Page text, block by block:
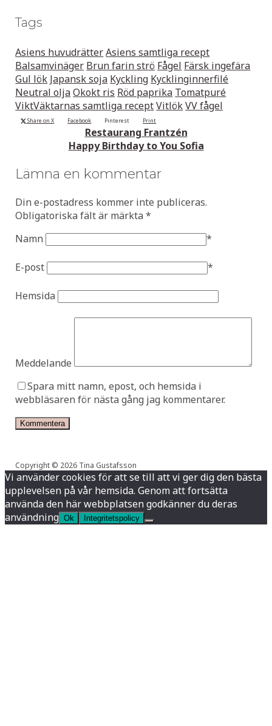
Tags
Asiens huvudrätterAsiens samtliga recept
Balsamvinäger Brun farin strö Fågel Färsk ingefära
Gul lök Japansk soja Kyckling Kycklinginnerfilé
Neutral oljaOkokt ris Röd paprika Tomatpuré
ViktVäktarnas samtliga receptVitlökVV fågel
Share on X Facebook Pinterest Print
Restaurang Frantzén
Happy Birthday to You Sofia
Lämna en kommentar
Din e-postadress kommer inte publiceras.
Obligatoriska fält är märkta*
Namn
*
E-post *
Hemsida
Meddelande
Spara mitt namn, epost, och hemsida i
webbläsaren för nästa gång jag kommentarer.
Copyright © 2026 Tina Gustafsson
Vi använder cookies för att se till att vi ger dig den bästa
upplevelsen på vår hemsida. Genom att fortsätta
använda den här webbplatsen godkänner du deras
användning Ok Integritetspolicy